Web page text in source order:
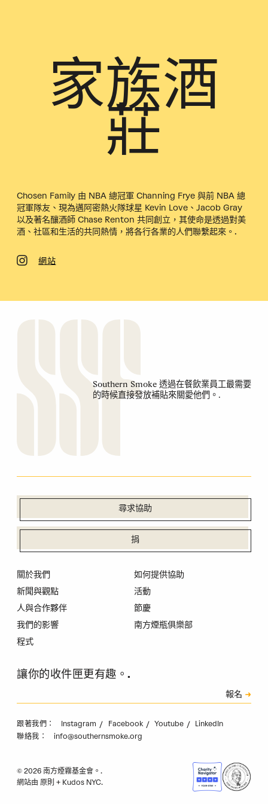
家族酒
莊
Chosen Family 由 NBA 總冠軍 Channing Frye 與前 NBA 總
冠軍隊友、現為邁阿密熱火隊球星 Kevin Love、Jacob Gray
以及著名釀酒師 Chase Renton 共同創立，其使命是透過對美
酒、社區和生活的共同熱情，將各行各業的人們聯繫起來。.
網站
Southern Smoke 透過在餐飲業員工最需要
的時候直接發放補貼來關愛他們。.
尋求協助
捐
關於我們
新聞與觀點
人與合作夥伴
我們的影響
程式
如何提供協助
活動
節慶
南方煙瓶俱樂部
讓你的收件匣更有趣。.
驗證碼
報名
跟著我們： Instagram Facebook Youtube LinkedIn
聯絡我： info@southernsmoke.org
© 2026 南方煙霧基金會。.
網站由 原則 + Kudos NYC.